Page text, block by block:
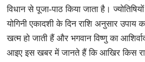
विधान से पूजा-पाठ किया जाता है।
योगिनी एकादशी के दिन राशि अनुसार उपाय
खत्म हो जाती हैं और भगवान विष्णु का
आइए इस खबर में जानते हैं कि आखिर किस